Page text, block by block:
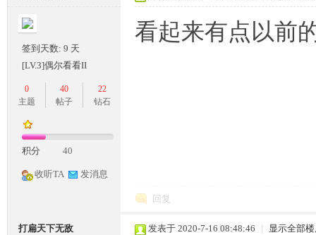
签到天数: 9 天
[LV.3]偶尔看看II
0
主题
40
帖子
22
钻石
积分 40
收听TA 发消息
看起来有点以前
回复
打扁天下无敌 发表于 2020-7-16 08:48:46 | 显示全部